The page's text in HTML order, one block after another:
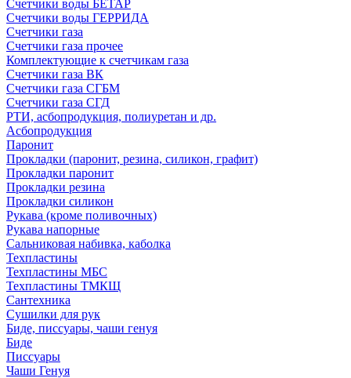
Счетчики воды БЕТАР
Счетчики воды ГЕРРИДА
Счетчики газа
Счетчики газа прочее
Комплектующие к счетчикам газа
Счетчики газа ВК
Счетчики газа СГБМ
Счетчики газа СГД
РТИ, асбопродукция, полиуретан и др.
Асбопродукция
Паронит
Прокладки (паронит, резина, силикон, графит)
Прокладки паронит
Прокладки резина
Прокладки силикон
Рукава (кроме поливочных)
Рукава напорные
Сальниковая набивка, каболка
Техпластины
Техпластины МБС
Техпластины ТМКЩ
Сантехника
Сушилки для рук
Биде, писсуары, чаши генуя
Биде
Писсуары
Чаши Генуя